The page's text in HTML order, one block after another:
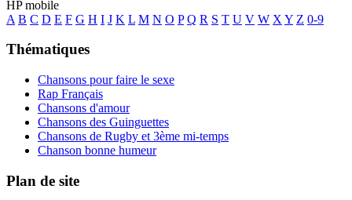
HP mobile
A B C D E F G H I J K L M N O P Q R S T U V W X Y Z 0-9
Thématiques
Chansons pour faire le sexe
Rap Français
Chansons d'amour
Chansons des Guinguettes
Chansons de Rugby et 3ème mi-temps
Chanson bonne humeur
Plan de site